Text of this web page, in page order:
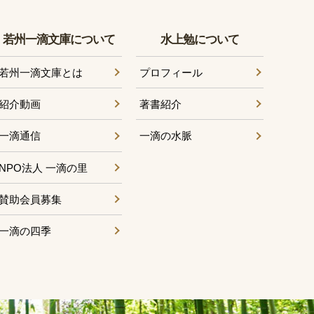
若州一滴文庫について
州一滴文庫とは
介動画
滴通信
法人 一滴の里
助会員募集
滴の四季
水上勉について
プロフィール
著書紹介
一滴の水脈